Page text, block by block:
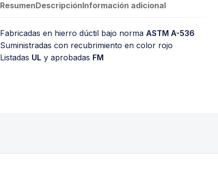
ResumenDescripciónInformación adicional
Fabricadas en hierro dúctil bajo norma ASTM A-536
Suministradas con recubrimiento en color rojo
Listadas UL y aprobadas FM